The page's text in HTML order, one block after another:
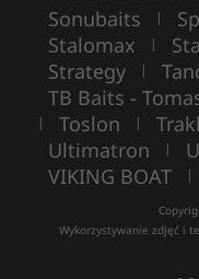
Sonubaits |
Stalomax |
Strategy |
TB Baits -
| Toslon |
Ultimatron |
VIKING BOAT |
Wykorzystywanie zdjęć i